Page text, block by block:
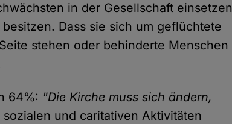
in der Gesellschaft einsetzen
Dass sie sich um geflüchtete
stehen oder behinderte Menschen
64%: "Die Kirche muss sich ändern,
sozialen und caritativen Aktivitäten